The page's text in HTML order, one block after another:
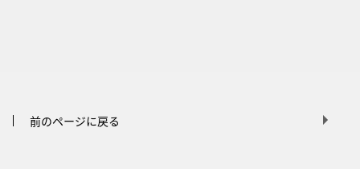
前のページに戻る